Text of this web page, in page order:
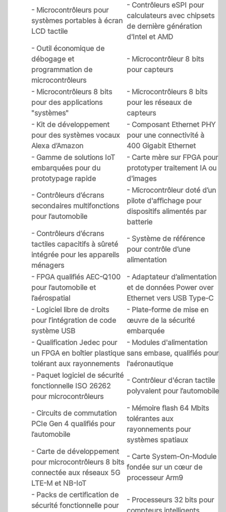
- Microcontrôleurs pour
systèmes portables à écran
LCD tactile
- Contrôleurs eSPI pour
calculateurs avec chipsets
de dernière génération
d'Intel et AMD
- Outil économique de
débogage et
programmation de
microcontrôleurs
- Microcontrôleur 8 bits
pour capteurs
- Microcontrôleurs 8 bits
pour des applications
"systèmes"
- Microcontrôleurs 8 bits
pour les réseaux de
capteurs
- Kit de développement
pour des systèmes vocaux
Alexa d’Amazon
- Composant Ethernet PHY
pour une connectivité à
400 Gigabit Ethernet
- Gamme de solutions IoT
embarquées pour du
prototypage rapide
- Carte mère sur FPGA pour
prototyper traitement IA ou
d'images
- Contrôleurs d’écrans
secondaires multifonctions
pour l’automobile
- Microcontrôleur doté d’un
pilote d'affichage pour
dispositifs alimentés par
batterie
- Contrôleurs d’écrans
tactiles capacitifs à sûreté
intégrée pour les appareils
ménagers
- Système de référence
pour contrôle d’une
alimentation
- FPGA qualifiés AEC-Q100
pour l’automobile et
l’aérospatial
- Adaptateur d’alimentation
et de données Power over
Ethernet vers USB Type-C
- Logiciel libre de droits
pour l’intégration de code
système USB
- Plate-forme de mise en
œuvre de la sécurité
embarquée
- Qualification Jedec pour
un FPGA en boîtier plastique
tolérant aux rayonnements
- Modules d'alimentation
sans embase, qualifiés pour
l'aéronautique
- Paquet logiciel de sécurité
fonctionnelle ISO 26262
pour microcontrôleurs
- Contrôleur d'écran tactile
polyvalent pour l’automobile
- Circuits de commutation
PCIe Gen 4 qualifiés pour
l’automobile
- Mémoire flash 64 Mbits
tolérantes aux
rayonnements pour
systèmes spatiaux
- Carte de développement
pour microcontrôleurs 8 bits
connectée aux réseaux 5G
LTE-M et NB-IoT
- Carte System-On-Module
fondée sur un cœur de
processeur Arm9
- Packs de certification de
sécurité fonctionnelle pour
- Processeurs 32 bits pour
compteurs intelligents